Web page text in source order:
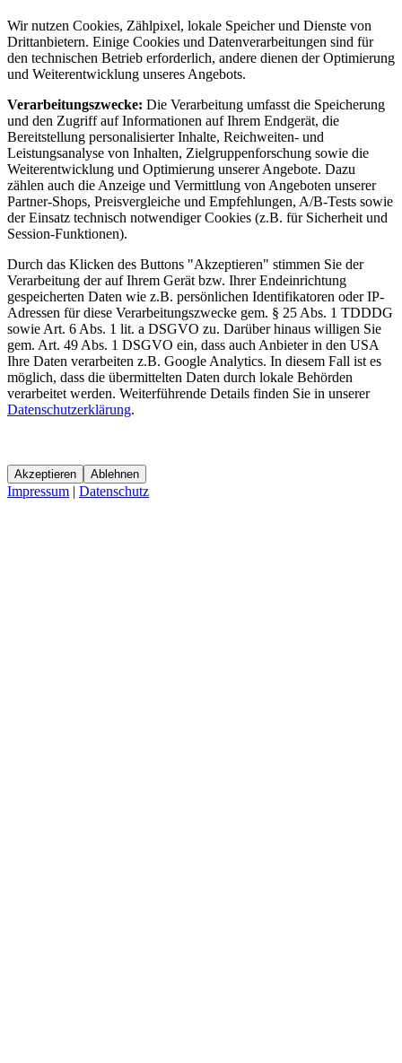
Wir nutzen Cookies, Zählpixel, lokale Speicher und Dienste von
Drittanbietern. Einige Cookies und Datenverarbeitungen sind für
den technischen Betrieb erforderlich, andere dienen der Optimierung
und Weiterentwicklung unseres Angebots.
Verarbeitungszwecke: Die Verarbeitung umfasst die Speicherung
und den Zugriff auf Informationen auf Ihrem Endgerät, die
Bereitstellung personalisierter Inhalte, Reichweiten- und
Leistungsanalyse von Inhalten, Zielgruppenforschung sowie die
Weiterentwicklung und Optimierung unserer Angebote. Dazu
zählen auch die Anzeige und Vermittlung von Angeboten unserer
Partner-Shops, Preisvergleiche und Empfehlungen, A/B-Tests sowie
der Einsatz technisch notwendiger Cookies (z.B. für Sicherheit und
Session-Funktionen).
Durch das Klicken des Buttons "Akzeptieren" stimmen Sie der
Verarbeitung der auf Ihrem Gerät bzw. Ihrer Endeinrichtung
gespeicherten Daten wie z.B. persönlichen Identifikatoren oder IP-
Adressen für diese Verarbeitungszwecke gem. § 25 Abs. 1 TDDDG
sowie Art. 6 Abs. 1 lit. a DSGVO zu. Darüber hinaus willigen Sie
gem. Art. 49 Abs. 1 DSGVO ein, dass auch Anbieter in den USA
Ihre Daten verarbeiten z.B. Google Analytics. In diesem Fall ist es
möglich, dass die übermittelten Daten durch lokale Behörden
verarbeitet werden. Weiterführende Details finden Sie in unserer
Datenschutzerklärung.
Akzeptieren Ablehnen
Impressum | Datenschutz